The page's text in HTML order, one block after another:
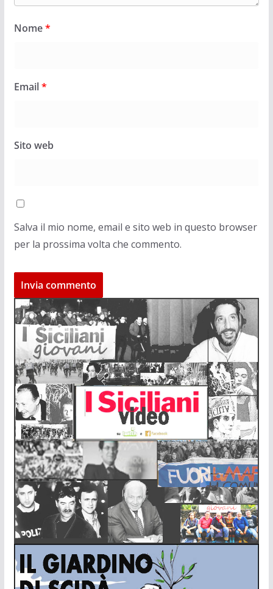
Nome*
Email*
Sito web
Salva il mio nome, email e sito web in questo browser
per la prossima volta che commento.